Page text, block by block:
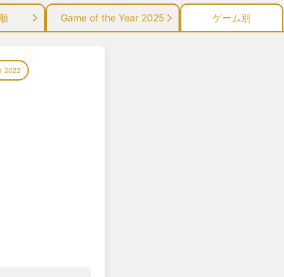
Game of the Year 2025 ゲーム別
2022